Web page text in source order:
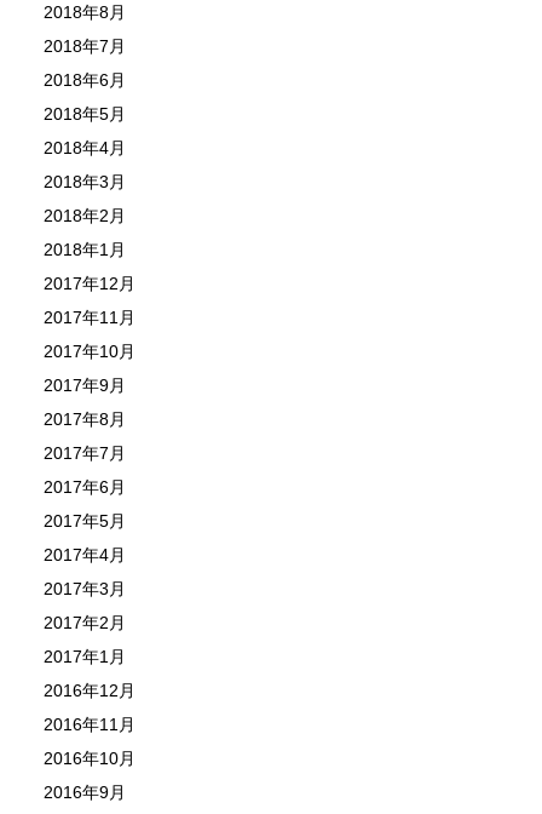
2018年8月
2018年7月
2018年6月
2018年5月
2018年4月
2018年3月
2018年2月
2018年1月
2017年12月
2017年11月
2017年10月
2017年9月
2017年8月
2017年7月
2017年6月
2017年5月
2017年4月
2017年3月
2017年2月
2017年1月
2016年12月
2016年11月
2016年10月
2016年9月